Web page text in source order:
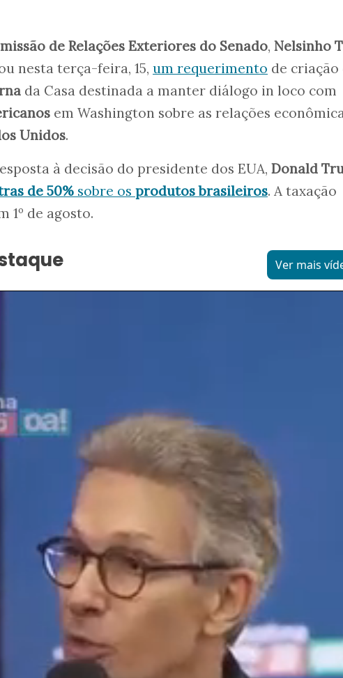
de Relações Exteriores do Senado, Nelsinho
nesta terça-feira, 15, um requerimento de criação
da Casa destinada a manter diálogo in loco com
em Washington sobre as relações
Unidos.
à decisão do presidente dos EUA, Donald
de 50% sobre os produtos brasileiros. A taxação
1º de agosto.
Ver mais